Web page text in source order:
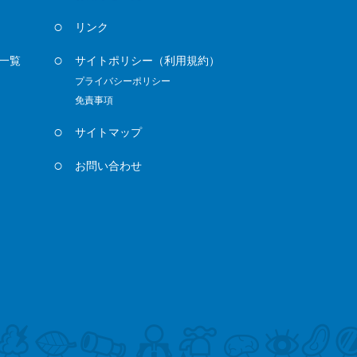
覧
リンク
サイトポリシー （利用規約）
プライバシーポリシー
免責事項
サイトマップ
お問い合わせ